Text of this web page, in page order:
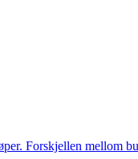
Forskjellen mellom